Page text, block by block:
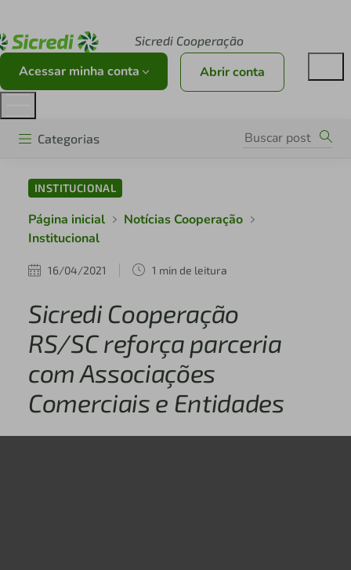
Sicredi Cooperação
Acessar minha conta Abrir conta
Categorias
INSTITUCIONAL
Página inicial
Notícias Cooperação
Institucional
16/04/2021 1 min de leitura
Sicredi Cooperação
RS/SC reforça parceria
com Associações
Comerciais e Entidades